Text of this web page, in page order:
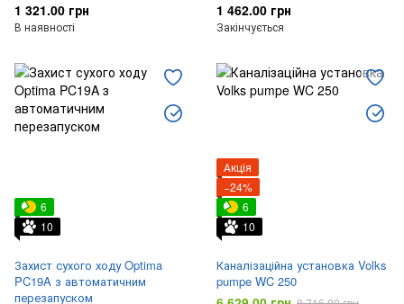
1 321.00 грн
В наявності
1 462.00 грн
Закінчується
6
10
Захист сухого ходу Optima
PC19A з автоматичним
перезапуском
Акція
−24%
6
10
Каналізаційна установка Volks
pumpe WC 250